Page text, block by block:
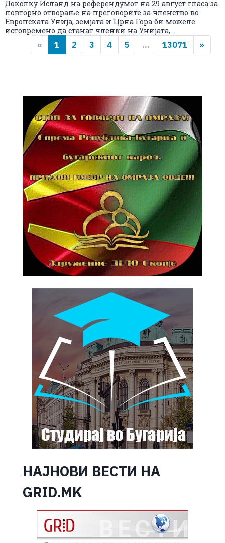
Доколку Исланд на референдумот на 29 август гласа за
повторно отворање на преговорите за членство во
Европската Унија, земјата и Црна Гора би можеле
истовремено да станат членки на Унијата, ...
« 1 2 3 4 5 ... 13071 »
НАЈНОВИ ВЕСТИ НА
GRID.MK